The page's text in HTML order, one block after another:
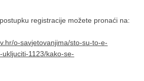
registracije možete pronaći na:
o-savjetovanjima/sto-su-to-e-
1123/kako-se-